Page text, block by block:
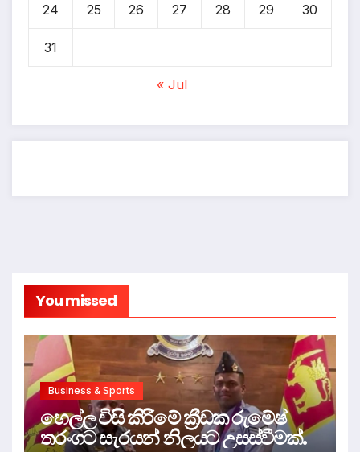
24 25 26 27 28 29 30
31
« Jul
You missed
Business & Sports
හෙල්ල විසි කිරීමේ ක්‍රීඩක රුමේෂ්
තරංගට සැරයන් නිලයට උසස්වීමක්.